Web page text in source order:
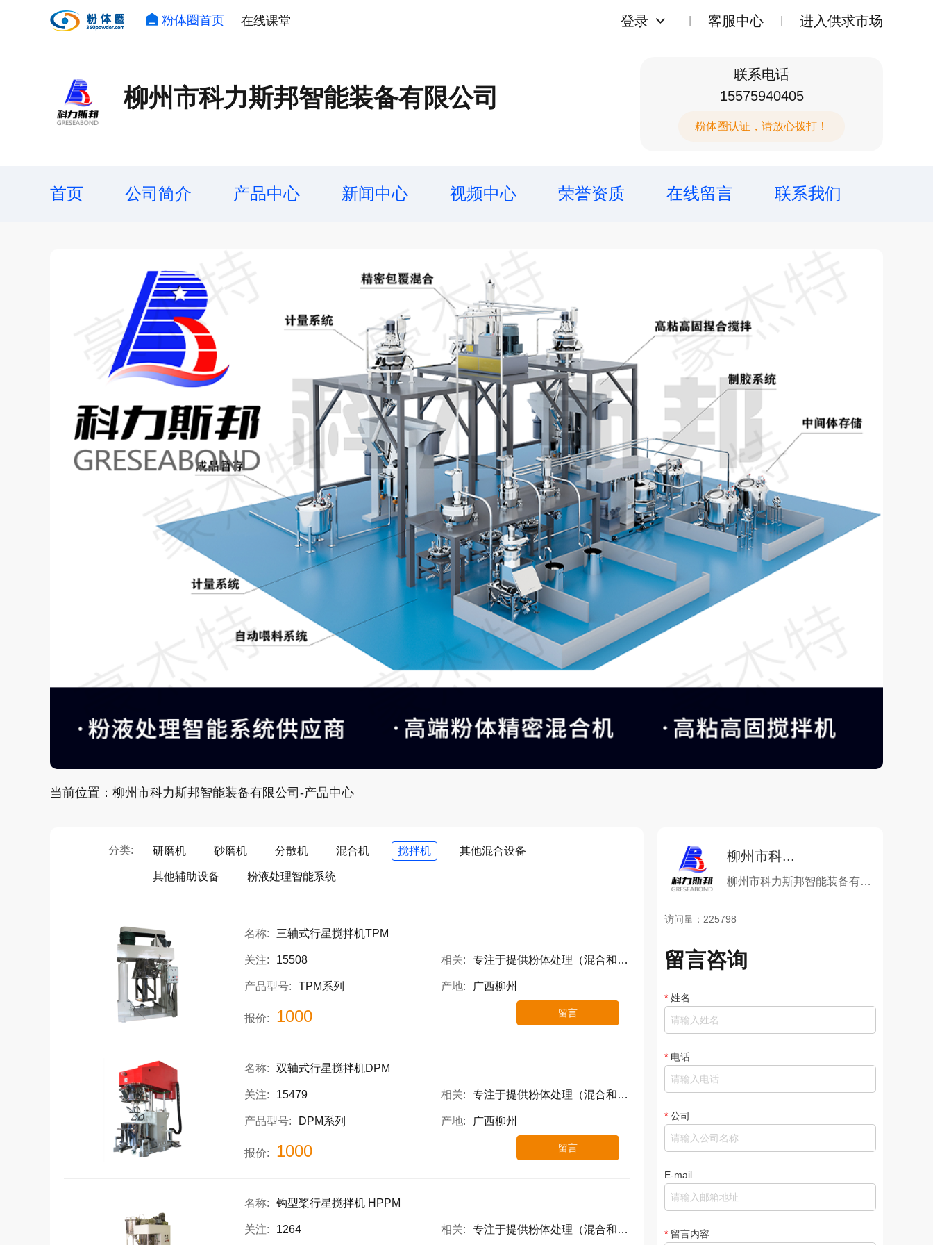
粉体圈首页 在线课堂 登录 客服中心 进入供求市场
柳州市科力斯邦智能装备有限公司
联系电话
15575940405
粉体圈认证，请放心拨打！
首页 公司简介 产品中心 新闻中心 视频中心 荣誉资质 在线留言 联系我们
当前位置：柳州市科力斯邦智能装备有限公司-产品中心
分类: 研磨机 砂磨机 分散机 混合机 搅拌机 其他混合设备
其他辅助设备 粉液处理智能系统
名称: 三轴式行星搅拌机TPM
关注: 15508 相关: 专注于提供粉体处理（混合和颗粒设计为主）设备,高粘高固搅拌设备,粉液自动上料系统的高端智能装备解决方案
产品型号: TPM系列 产地: 广西柳州
报价: 1000 留言
名称: 双轴式行星搅拌机DPM
关注: 15479 相关: 专注于提供粉体处理（混合和颗粒设计为主）设备,高粘高固搅拌设备,粉液自动上料系统的高端智能装备解决方案
产品型号: DPM系列 产地: 广西柳州
报价: 1000 留言
名称: 钩型桨行星搅拌机 HPPM
关注: 1264 相关: 专注于提供粉体处理（混合和颗粒设计为主）设备,高粘高固搅拌设备,粉液自动上料系统的高端智能装备解决方案
柳州市科...
柳州市科力斯邦智能装备有限公司
访问量：225798
留言咨询
* 姓名
* 电话
* 公司
E-mail
* 留言内容